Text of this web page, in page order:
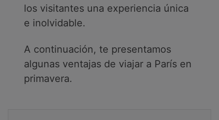
los visitantes una experiencia única
e inolvidable.
A continuación, te presentamos
algunas ventajas de viajar a París en
primavera.